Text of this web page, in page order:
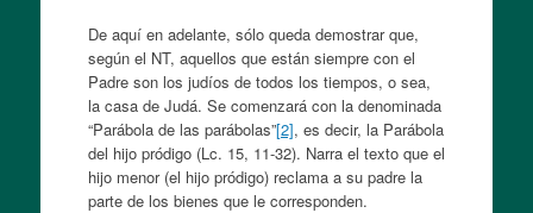
De aquí en adelante, sólo queda demostrar que,
según el NT, aquellos que están siempre con el
Padre son los judíos de todos los tiempos, o sea,
la casa de Judá. Se comenzará con la denominada
“Parábola de las parábolas”[2], es decir, la Parábola
del hijo pródigo (Lc. 15, 11-32). Narra el texto que el
hijo menor (el hijo pródigo) reclama a su padre la
parte de los bienes que le corresponden.